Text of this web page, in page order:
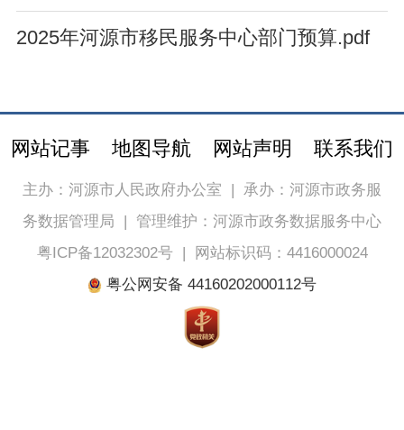
2025年河源市移民服务中心部门预算.pdf
网站记事 地图导航 网站声明 联系我们
主办：河源市人民政府办公室 | 承办：河源市政务服
务数据管理局 | 管理维护：河源市政务数据服务中心
粤ICP备12032302号|
网站标识码：4416000024
粤公网安备 44160202000112号